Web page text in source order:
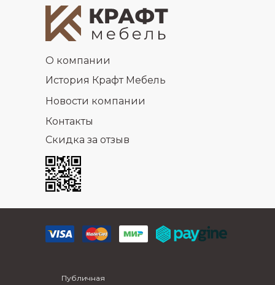
О компании
История Крафт Мебель
Новости компании
Контакты
Скидка за отзыв
Публичная